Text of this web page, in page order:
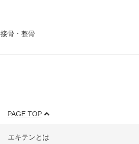
接骨・整骨
PAGE TOP
エキテンとは